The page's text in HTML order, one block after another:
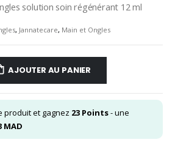
solution soin régénérant 12 ml
, Jannatecare, Main et Ongles
AJOUTER AU PANIER
produit et gagnez 23 Points- une
MAD